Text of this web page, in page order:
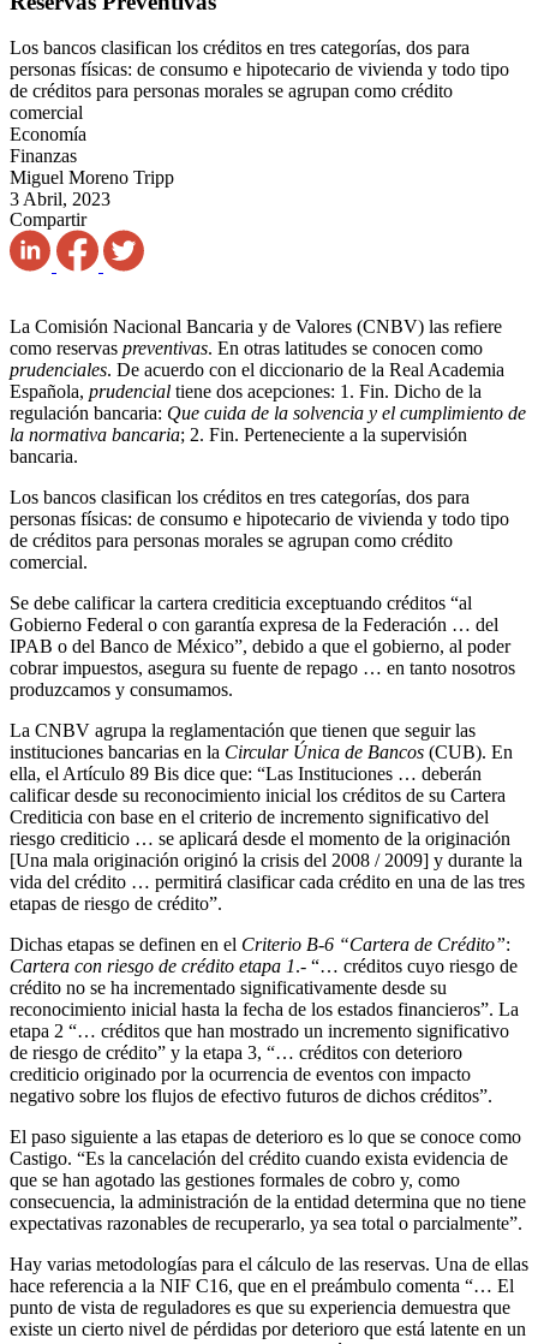
Los bancos clasifican los créditos en tres categorías, dos para
personas físicas: de consumo e hipotecario de vivienda y todo tipo
de créditos para personas morales se agrupan como crédito
comercial
Economía
Finanzas
Miguel Moreno Tripp
3 Abril, 2023
Compartir
La Comisión Nacional Bancaria y de Valores (CNBV) las refiere
como reservas preventivas. En otras latitudes se conocen como
prudenciales. De acuerdo con el diccionario de la Real Academia
Española, prudencial tiene dos acepciones: 1. Fin. Dicho de la
regulación bancaria: Que cuida de la solvencia y el cumplimiento de
la normativa bancaria; 2. Fin. Perteneciente a la supervisión
bancaria.
Los bancos clasifican los créditos en tres categorías, dos para
personas físicas: de consumo e hipotecario de vivienda y todo tipo
de créditos para personas morales se agrupan como crédito
comercial.
Se debe calificar la cartera crediticia exceptuando créditos “al
Gobierno Federal o con garantía expresa de la Federación … del
IPAB o del Banco de México”, debido a que el gobierno, al poder
cobrar impuestos, asegura su fuente de repago … en tanto nosotros
produzcamos y consumamos.
La CNBV agrupa la reglamentación que tienen que seguir las
instituciones bancarias en la Circular Única de Bancos (CUB). En
ella, el Artículo 89 Bis dice que: “Las Instituciones … deberán
calificar desde su reconocimiento inicial los créditos de su Cartera
Crediticia con base en el criterio de incremento significativo del
riesgo crediticio … se aplicará desde el momento de la originación
[Una mala originación originó la crisis del 2008 / 2009] y durante la
vida del crédito … permitirá clasificar cada crédito en una de las tres
etapas de riesgo de crédito”.
Dichas etapas se definen en el Criterio B-6 “Cartera de Crédito”:
Cartera con riesgo de crédito etapa 1.- “… créditos cuyo riesgo de
crédito no se ha incrementado significativamente desde su
reconocimiento inicial hasta la fecha de los estados financieros”. La
etapa 2 “… créditos que han mostrado un incremento significativo
de riesgo de crédito” y la etapa 3, “… créditos con deterioro
crediticio originado por la ocurrencia de eventos con impacto
negativo sobre los flujos de efectivo futuros de dichos créditos”.
El paso siguiente a las etapas de deterioro es lo que se conoce como
Castigo. “Es la cancelación del crédito cuando exista evidencia de
que se han agotado las gestiones formales de cobro y, como
consecuencia, la administración de la entidad determina que no tiene
expectativas razonables de recuperarlo, ya sea total o parcialmente”.
Hay varias metodologías para el cálculo de las reservas. Una de ellas
hace referencia a la NIF C16, que en el preámbulo comenta “… El
punto de vista de reguladores es que su experiencia demuestra que
existe un cierto nivel de pérdidas por deterioro que está latente en un